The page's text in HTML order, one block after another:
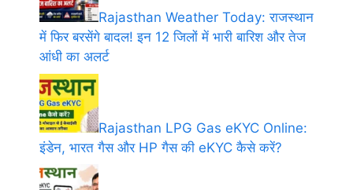
Rajasthan Weather Today: राजस्थान
में फिर बरसेंगे बादल! इन 12 जिलों में भारी बारिश और तेज
आंधी का अलर्ट
Rajasthan LPG Gas eKYC Online:
इंडेन, भारत गैस और HP गैस की eKYC कैसे करें?